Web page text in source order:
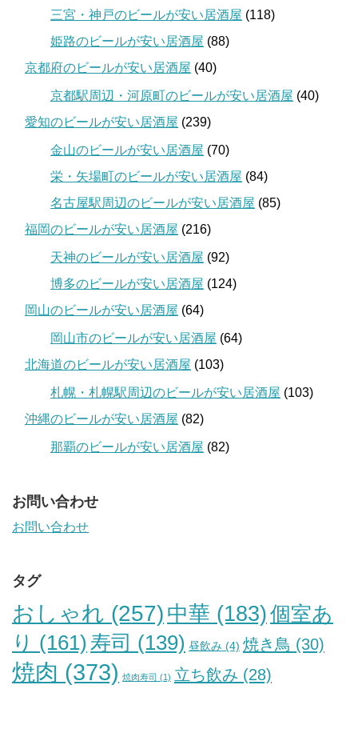
三宮・神戸のビールが安い居酒屋 (118)
姫路のビールが安い居酒屋 (88)
京都府のビールが安い居酒屋 (40)
京都駅周辺・河原町のビールが安い居酒屋 (40)
愛知のビールが安い居酒屋 (239)
金山のビールが安い居酒屋 (70)
栄・矢場町のビールが安い居酒屋 (84)
名古屋駅周辺のビールが安い居酒屋 (85)
福岡のビールが安い居酒屋 (216)
天神のビールが安い居酒屋 (92)
博多のビールが安い居酒屋 (124)
岡山のビールが安い居酒屋 (64)
岡山市のビールが安い居酒屋 (64)
北海道のビールが安い居酒屋 (103)
札幌・札幌駅周辺のビールが安い居酒屋 (103)
沖縄のビールが安い居酒屋 (82)
那覇のビールが安い居酒屋 (82)
お問い合わせ
お問い合わせ
タグ
おしゃれ (257) 中華 (183)個室あ
り (161) 寿司 (139) 昼飲み (4) 焼き鳥 (30)
焼肉 (373) 焼肉寿司 (1) 立ち飲み (28)